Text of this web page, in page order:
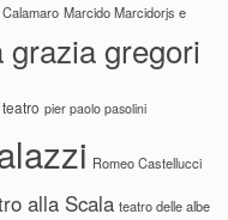
Marcido Marcidorjs e
grazia gregori
pier paolo pasolini
Romeo Castellucci
alla Scala teatro delle albe